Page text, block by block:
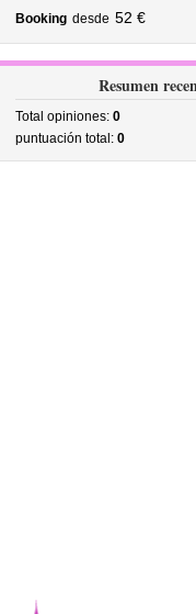
Booking desde 52 €
Resumen
Total opiniones: 0
puntuación total: 0